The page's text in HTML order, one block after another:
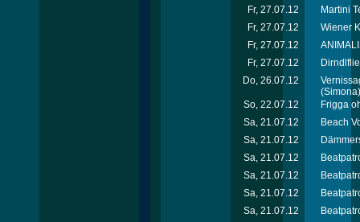
Fr, 27.07.12
Martini
Fr, 27.07.12
Wiener
Fr, 27.07.12
Fr, 27.07.12
Do, 26.07.12
(Simona)
So, 22.07.12
Frigga
Sa, 21.07.12
Beach
Sa, 21.07.12
Sa, 21.07.12
Sa, 21.07.12
Sa, 21.07.12
Sa, 21.07.12